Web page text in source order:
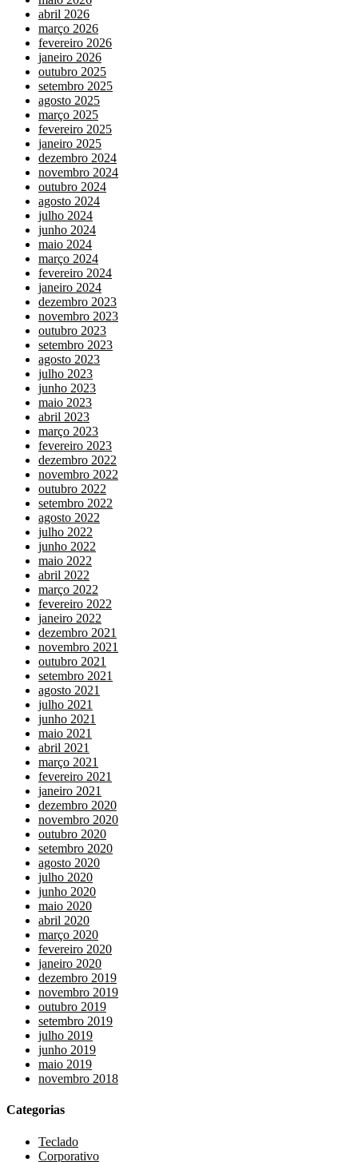
abril 2026
março 2026
fevereiro 2026
janeiro 2026
outubro 2025
setembro 2025
agosto 2025
março 2025
fevereiro 2025
janeiro 2025
dezembro 2024
novembro 2024
outubro 2024
agosto 2024
julho 2024
junho 2024
maio 2024
março 2024
fevereiro 2024
janeiro 2024
dezembro 2023
novembro 2023
outubro 2023
setembro 2023
agosto 2023
julho 2023
junho 2023
maio 2023
abril 2023
março 2023
fevereiro 2023
dezembro 2022
novembro 2022
outubro 2022
setembro 2022
agosto 2022
julho 2022
junho 2022
maio 2022
abril 2022
março 2022
fevereiro 2022
janeiro 2022
dezembro 2021
novembro 2021
outubro 2021
setembro 2021
agosto 2021
julho 2021
junho 2021
maio 2021
abril 2021
março 2021
fevereiro 2021
janeiro 2021
dezembro 2020
novembro 2020
outubro 2020
setembro 2020
agosto 2020
julho 2020
junho 2020
maio 2020
abril 2020
março 2020
fevereiro 2020
janeiro 2020
dezembro 2019
novembro 2019
outubro 2019
setembro 2019
julho 2019
junho 2019
maio 2019
novembro 2018
Categorias
Teclado
Corporativo